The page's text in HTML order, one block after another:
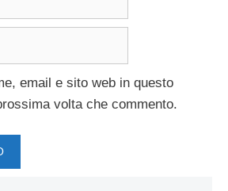
email e sito web in questo
volta che commento.